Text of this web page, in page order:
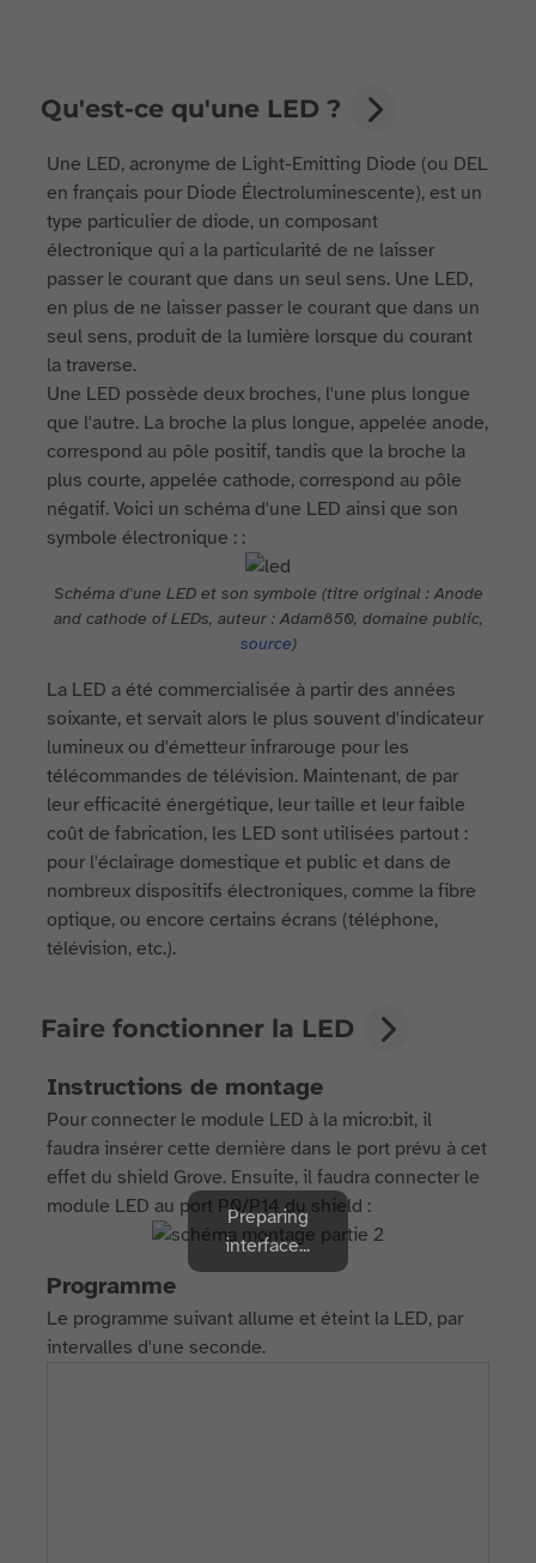
Qu'est-ce qu'une LED ?
Une LED, acronyme de Light-Emitting Diode (ou DEL
en français pour Diode Électroluminescente), est un
type particulier de diode, un composant
électronique qui a la particularité de ne laisser
passer le courant que dans un seul sens. Une LED,
en plus de ne laisser passer le courant que dans un
seul sens, produit de la lumière lorsque du courant
la traverse.
Une LED possède deux broches, l'une plus longue
que l'autre. La broche la plus longue, appelée anode,
correspond au pôle positif, tandis que la broche la
plus courte, appelée cathode, correspond au pôle
négatif. Voici un schéma d'une LED ainsi que son
symbole électronique : :
Schéma d'une LED et son symbole (titre original : Anode
and cathode of LEDs, auteur : Adam850, domaine public ,
source)
La LED a été commercialisée à partir des années
soixante, et servait alors le plus souvent d'indicateur
lumineux ou d'émetteur infrarouge pour les
télécommandes de télévision. Maintenant, de par
leur efficacité énergétique, leur taille et leur faible
coût de fabrication, les LED sont utilisées partout :
pour l'éclairage domestique et public et dans de
nombreux dispositifs électroniques, comme la fibre
optique, ou encore certains écrans (téléphone,
télévision, etc.).
Faire fonctionner la LED
Instructions de montage
Pour connecter le module LED à la micro:bit, il
faudra insérer cette dernière dans le port prévu à cet
effet du shield Grove. Ensuite, il faudra connecter le
module LED au port P0/P14 du shield :
Programme
Le programme suivant allume et éteint la LED, par
intervalles d'une seconde.
Preparing
interface...